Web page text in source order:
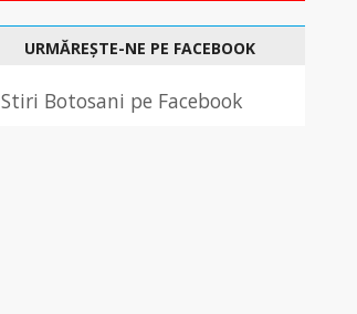
URMĂREȘTE-NE PE FACEBOOK
Stiri Botosani pe Facebook